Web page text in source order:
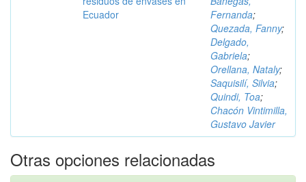
Ecuador
Fernanda;
Quezada, Fanny;
Delgado,
Gabriela;
Orellana, Nataly;
Saquisilí, Silvia;
Quindi, Toa;
Chacón Vintimilla,
Gustavo Javier
Otras opciones relacionadas